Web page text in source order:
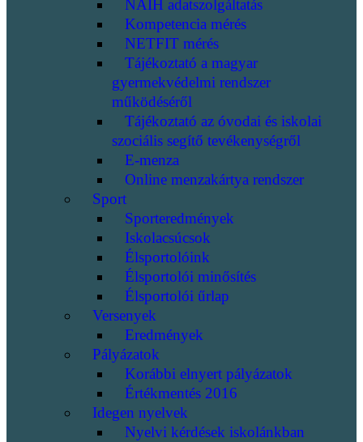
NAIH adatszolgáltatás
Kompetencia mérés
NETFIT mérés
Tájékoztató a magyar
gyermekvédelmi rendszer
működéséről
Tájékoztató az óvodai és iskolai
szociális segítő tevékenységről
E-menza
Online menzakártya rendszer
Sport
Sporteredmények
Iskolacsúcsok
Élsportolóink
Élsportolói minősítés
Élsportolói űrlap
Versenyek
Eredmények
Pályázatok
Korábbi elnyert pályázatok
Értékmentés 2016
Idegen nyelvek
Nyelvi kérdések iskolánkban